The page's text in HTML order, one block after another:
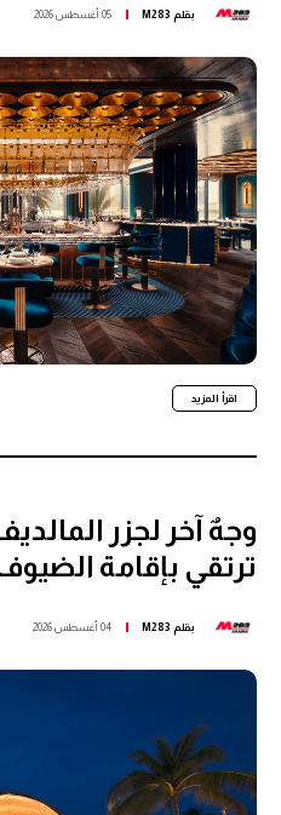
بقلم M283 05 أغسطس 2026
اقرأ المزيد
وجهٌ آخر لجزر
ترتقي بإقامة
بقلم M283 04 أغسطس 2026